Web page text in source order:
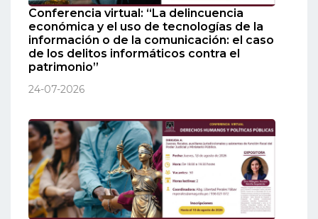
Conferencia virtual: “La delincuencia
económica y el uso de tecnologías de la
información o de la comunicación: el caso
de los delitos informáticos contra el
patrimonio”
24-07-2026